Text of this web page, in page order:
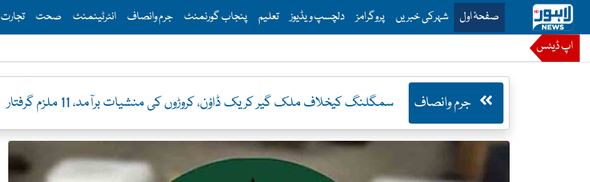
صفحۂ اولThis is the main menu for Lahore News
شہرکی خبریں پروگرامز دلچسپ ویڈیوز تعلیم پنجاب گورنمنٹ جرم وانصاف انٹرٹینمنٹ صحت تجارت
اپ ڈیٹس
سمگلنگ کیخلاف ملک گیر کریک ڈاؤن، کروڑوں کی منشیات برآمد، 11 ملزم گرفتار